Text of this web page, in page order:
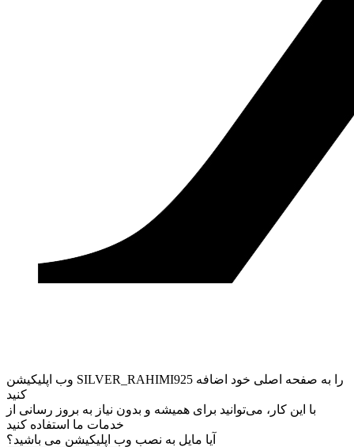
وب ‌اپلیکیشن SILVER_RAHIMI925 را به صفحه اصلی خود اضافه
کنید
با این کار، می‌توانید برای همیشه و بدون نیاز به بروز ‌رسانی از
خدمات ما استفاده کنید
آیا مایل به نصب وب اپلیکیشن می باشید؟